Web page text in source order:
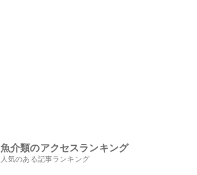
魚介類のアクセスランキング
人気のある記事ランキング